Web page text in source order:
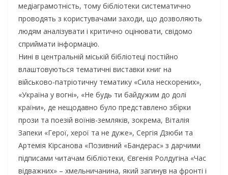
медіаграмотність, тому бібліотеки систематично
проводять з користувачами заходи, що дозволяють
людям аналізувати і критично оцінювати, свідомо
сприймати інформацію.
Нині в центральній міській бібліотеці постійно
влаштовуються тематичні виставки книг на
військово-патріотичну тематику «Сила нескорених»,
«Україна у вогні», «Не будь ти байдужим до долі
країни», де нещодавно було представлено збірки
прози та поезій воїнів-земляків, зокрема, Віталія
Запеки «Герої, херої та не дуже», Сергія Дзюби та
Артемія Кірсанова «Позивний «Бандерас» з дарчими
підписами читачам бібліотеки, Євгенія Ролдугіна «Час
відважних» – хмельничанина, який загинув на фронті і